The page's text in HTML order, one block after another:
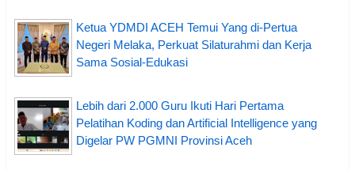
Ketua YDMDI ACEH Temui Yang di-Pertua
Negeri Melaka, Perkuat Silaturahmi dan Kerja
Sama Sosial-Edukasi
Lebih dari 2.000 Guru Ikuti Hari Pertama
Pelatihan Koding dan Artificial Intelligence yang
Digelar PW PGMNI Provinsi Aceh